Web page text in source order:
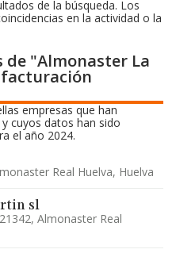
de la búsqueda. Los
en la actividad o la
de "Almonaster La
empresas que han
cuyos datos han sido
el año 2024.
Real Huelva, Huelva
sl
Almonaster Real